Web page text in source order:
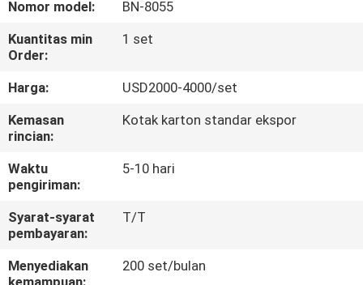
TUR
PABRIK
KONTROL
KUALITAS
HUBUNGI
KAMI
PERMINTAAN
Nomor model:
BN-8055
Kuantitas min
Order:
1 set
Harga:
USD2000-4000/set
Kemasan
rincian:
Kotak karton standar ekspor
Waktu
pengiriman:
5-10 hari
Syarat-syarat
pembayaran:
T/T
Menyediakan
200 set/bulan